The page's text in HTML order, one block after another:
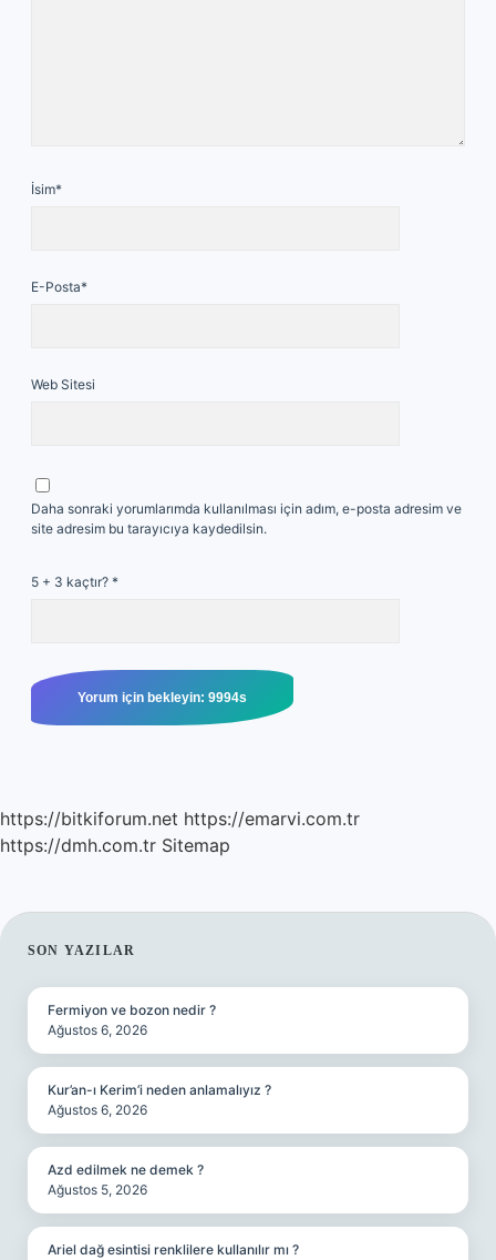
İsim*
E-Posta*
Web Sitesi
Daha sonraki yorumlarımda kullanılması için adım, e-posta adresim ve
site adresim bu tarayıcıya kaydedilsin.
5 + 3 kaçtır? *
https://bitkiforum.net https://emarvi.com.tr
https://dmh.com.tr Sitemap
SIDEBAR
SON YAZILAR
Fermiyon ve bozon nedir ?
Ağustos 6, 2026
Kur’an-ı Kerim’i neden anlamalıyız ?
Ağustos 6, 2026
Azd edilmek ne demek ?
Ağustos 5, 2026
Ariel dağ esintisi renklilere kullanılır mı ?